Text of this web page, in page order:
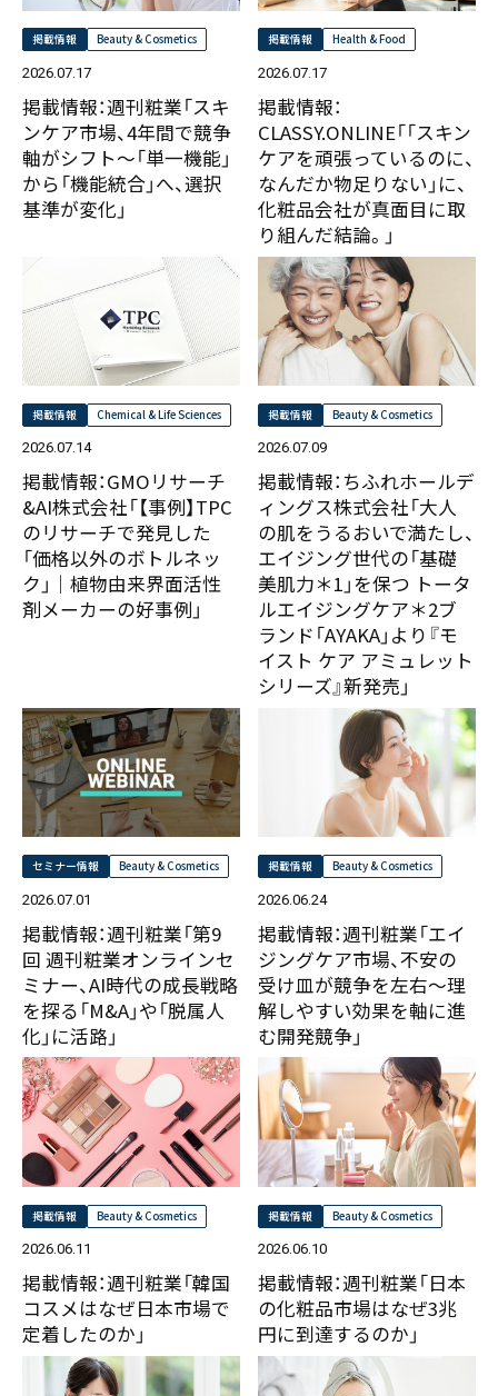
掲載情報 Beauty & Cosmetics
2026.07.17
掲載情報：週刊粧業「スキ
ンケア市場、4年間で競争
軸がシフト～「単一機能」
から「機能統合」へ、選択
基準が変化」
掲載情報 Health & Food
2026.07.17
掲載情報：
CLASSY.ONLINE「「スキン
ケアを頑張っているのに、
なんだか物足りない」に、
化粧品会社が真面目に取
り組んだ結論。」
掲載情報 Chemical & Life Sciences
2026.07.14
掲載情報：GMOリサーチ
&AI株式会社「【事例】TPC
のリサーチで発見した
「価格以外のボトルネッ
ク」｜植物由来界面活性
剤メーカーの好事例」
掲載情報 Beauty & Cosmetics
2026.07.09
掲載情報：ちふれホールデ
ィングス株式会社「大人
の肌をうるおいで満たし、
エイジング世代の「基礎
美肌力＊1」を保つ トータ
ルエイジングケア＊2ブ
ランド「AYAKA」より『モ
イスト ケア アミュレット
シリーズ』新発売」
セミナー情報 Beauty & Cosmetics
2026.07.01
掲載情報：週刊粧業「第9
回 週刊粧業オンラインセ
ミナー、AI時代の成長戦略
を探る「M&A」や「脱属人
化」に活路」
掲載情報 Beauty & Cosmetics
2026.06.24
掲載情報：週刊粧業「エイ
ジングケア市場、不安の
受け皿が競争を左右～理
解しやすい効果を軸に進
む開発競争」
掲載情報 Beauty & Cosmetics
2026.06.11
掲載情報：週刊粧業「韓国
コスメはなぜ日本市場で
定着したのか」
掲載情報 Beauty & Cosmetics
2026.06.10
掲載情報：週刊粧業「日本
の化粧品市場はなぜ3兆
円に到達するのか」